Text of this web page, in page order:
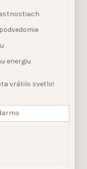
energiu
vrátilo svetlo!